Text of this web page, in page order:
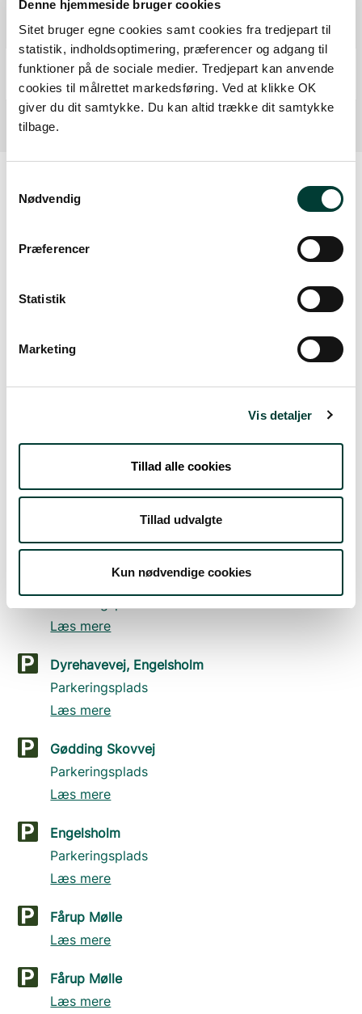
Denne hjemmeside bruger cookies
Sitet bruger egne cookies samt cookies fra tredjepart til
statistik, indholdsoptimering, præferencer og adgang til
funktioner på de sociale medier. Tredjepart kan anvende
cookies til målrettet markedsføring. Ved at klikke OK
giver du dit samtykke. Du kan altid trække dit samtykke
tilbage.
Nødvendig
Præferencer
Statistik
Marketing
Vis detaljer
Tillad alle cookies
Tillad udvalgte
Kun nødvendige cookies
P-plads
Fra forrige: 1,1 km Samlet:53,9 km
Mål
Fra forrige:0,8 km Samlet:54,6 km
Med offentlig transport
Badestedet, Engelsholm Sø
Parkeringsplads
Læs mere
Engelsholm Slot
Læs mere
Dyrehavevej, Engelsholm
Parkeringsplads
Læs mere
Gødding Skovvej
Parkeringsplads
Læs mere
Engelsholm
Parkeringsplads
Læs mere
Fårup Mølle
Læs mere
Fårup Mølle
Læs mere